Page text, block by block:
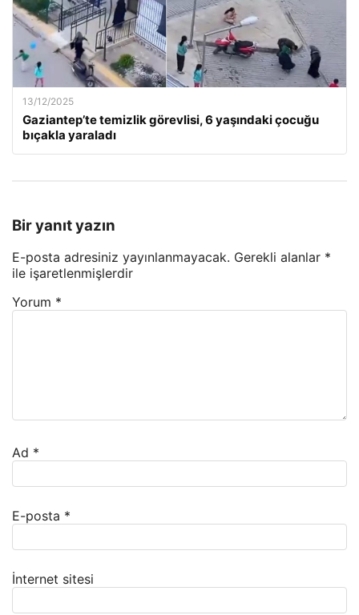
13/12/2025
Gaziantep’te temizlik görevlisi, 6 yaşındaki çocuğu
bıçakla yaraladı
Bir yanıt yazın
E-posta adresiniz yayınlanmayacak. Gerekli alanlar *
ile işaretlenmişlerdir
Yorum *
Ad *
E-posta *
İnternet sitesi